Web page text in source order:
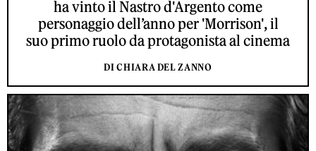
ha vinto il Nastro d'Argento come
personaggio dell’anno per 'Morrison', il
suo primo ruolo da protagonista al cinema
DI CHIARA DEL ZANNO